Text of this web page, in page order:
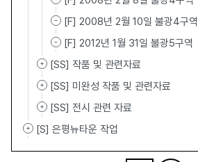
[F] 2008년 2월 10일 불광4구역
[F] 2012년 1월 31일 불광5구역
[SS] 작품 및 관련자료
[SS] 미완성 작품 및 관련자료
[SS] 전시 관련 자료
[S] 은평뉴타운 작업